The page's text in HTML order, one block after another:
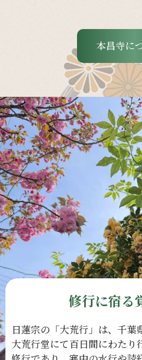
本昌寺に
修行に宿る
日蓮宗の 「大荒行」は、 千葉
大荒行堂にて百日間にわたり